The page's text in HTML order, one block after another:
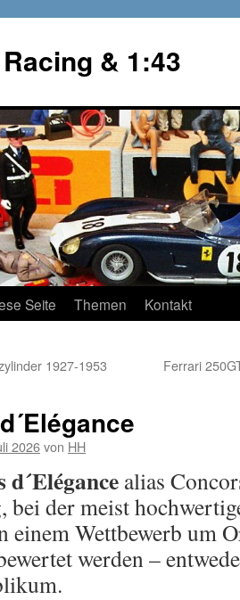
& 1:43
Seite Themen Kontakt
1927-1953 Ferrari
2026von HH
d´Elégance alias
bei der meist
einem Wettbewerb um
werden –